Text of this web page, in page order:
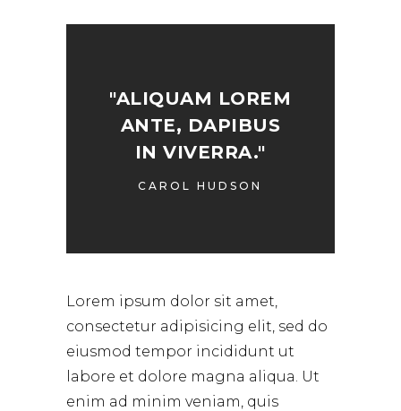
"ALIQUAM LOREM
ANTE, DAPIBUS
IN VIVERRA."
CAROL HUDSON
Lorem ipsum dolor sit amet,
consectetur adipisicing elit, sed do
eiusmod tempor incididunt ut
labore et dolore magna aliqua. Ut
enim ad minim veniam, quis